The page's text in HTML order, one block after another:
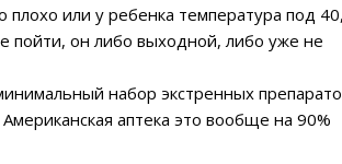
или у ребенка температура под
пойти, он либо выходной, либо уже не
набор экстренных
аптека это вообще на 90%